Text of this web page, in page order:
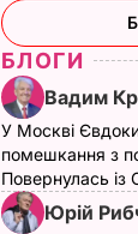
БЛОГИ
Вадим
У Москві
помешкання з
Повернулась із
Юрій